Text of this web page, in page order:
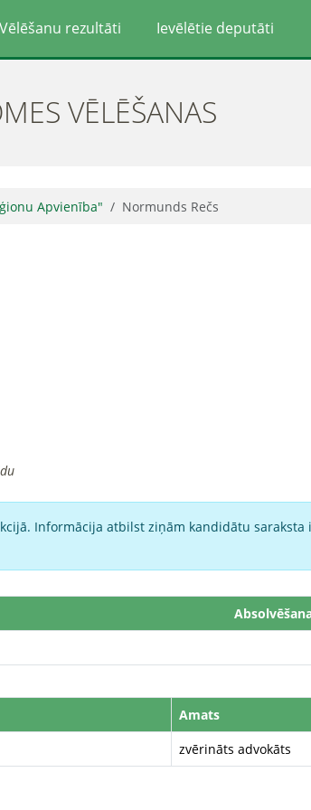
Vēlēšanu rezultāti Ievēlētie deputāti
VĒLĒŠANAS
Apvienība" Normunds Rečs
Informācija atbilst ziņām kandidātu saraksta
Amats
zvērināts advokāts